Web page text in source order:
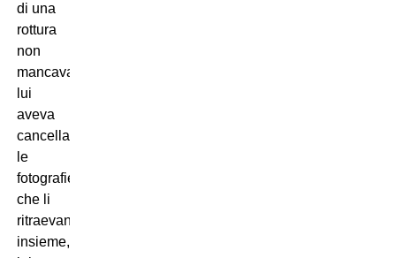
di una
rottura
non
mancavano:
lui
aveva
cancellato
le
fotografie
che li
ritraevano
insieme,